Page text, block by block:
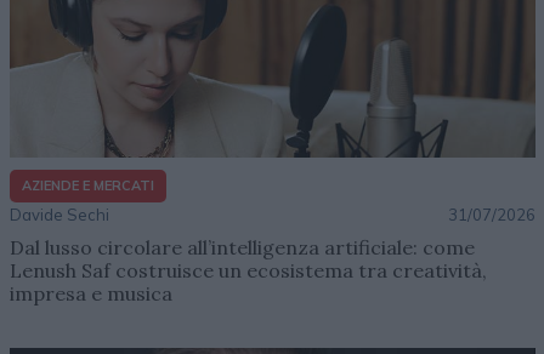
AZIENDE E MERCATI
Davide Sechi 31/07/2026
Dal lusso circolare all’intelligenza artificiale: come
Lenush Saf costruisce un ecosistema tra creatività,
impresa e musica